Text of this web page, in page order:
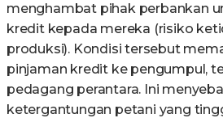
menghambat pihak perbankan
kredit kepada mereka (risiko
produksi). Kondisi tersebut
pinjaman kredit ke pengumpul,
pedagang perantara. Ini
ketergantungan petani yang